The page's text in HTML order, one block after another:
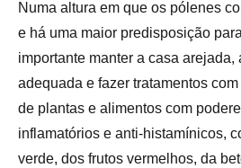
Numa altura em que os pólenes
e há uma maior predisposição
importante manter a casa arejada,
adequada e fazer tratamentos
de plantas e alimentos com
inflamatórios e anti-histamínicos,
verde, dos frutos vermelhos, da